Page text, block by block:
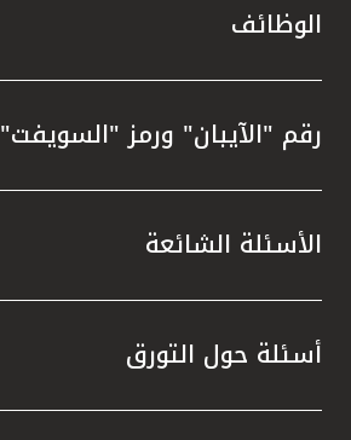
الوظائف
رقم "الآيبان" ورمز "السويفت"
الأسئلة الشائعة
أسئلة حول التورق